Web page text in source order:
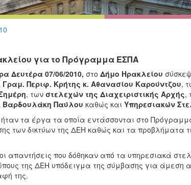
για το Πρόγραμμα ΕΣΠΑ
Δευτέρα 07/06/2010, στο Δήμο Ηρακλείου
Γραμ. Περιφ. Κρήτης κ. Αθανασίου Καρούντζου,
, των στελεχών της Διαχειριστικής Αρχής,
Βαρδουλάκη Παύλου καθώς και Υπηρεσιακών
ήταν τα έργα τα οποία εντάσσονται στο
των δικτύων της ΔΕΗ καθώς και τα προβλήματα
απαντήσεις που δόθηκαν από τα υπηρεσιακά
της ΔΕΗ υπόδειγμα της σύμβασης για άμεση
της.